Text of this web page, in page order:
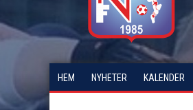
HEM NYHETER KALENDER